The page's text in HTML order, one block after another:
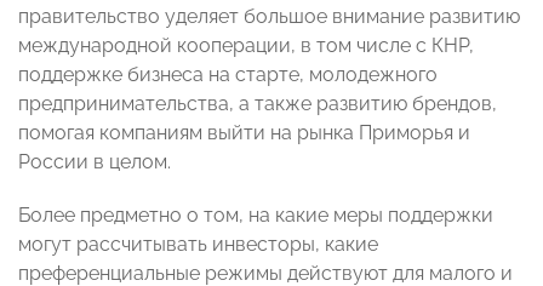
правительство уделяет большое внимание развитию
международной кооперации, в том числе с КНР,
поддержке бизнеса на старте, молодежного
предпринимательства, а также развитию брендов,
помогая компаниям выйти на рынка Приморья и
России в целом.
Более предметно о том, на какие меры поддержки
могут рассчитывать инвесторы, какие
преференциальные режимы действуют для малого и